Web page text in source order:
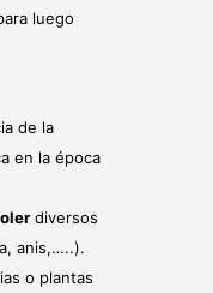
luego
de la
en la época
diversos
anis,…..).
o plantas